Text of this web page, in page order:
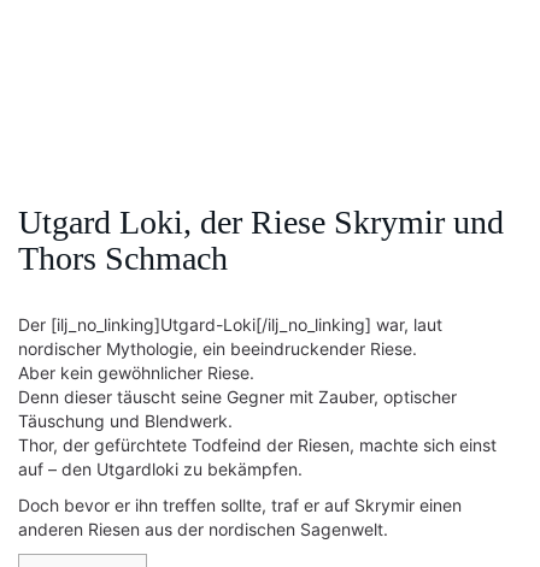
Utgard Loki, der Riese Skrymir und
Thors Schmach
Der [ilj_no_linking]Utgard-Loki[/ilj_no_linking] war, laut
nordischer Mythologie, ein beeindruckender Riese.
Aber kein gewöhnlicher Riese.
Denn dieser täuscht seine Gegner mit Zauber, optischer
Täuschung und Blendwerk.
Thor, der gefürchtete Todfeind der Riesen, machte sich einst
auf – den Utgardloki zu bekämpfen.
Doch bevor er ihn treffen sollte, traf er auf Skrymir einen
anderen Riesen aus der nordischen Sagenwelt.